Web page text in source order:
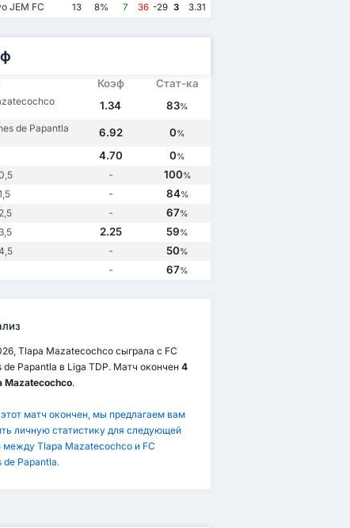
JEM FC 13 8% 7 36 -29 3 3.31
Коэф Стат-ка
1.34 83%
de Papantla
6.92 0%
4.70 0%
- 100%
- 84%
- 67%
2.25 59%
- 50%
- 67%
Tlapa Mazatecochco сыграла с FC
de Papantla в Liga TDP. Матч окончен 4
Mazatecochco.
матч окончен, мы предлагаем вам
личную статистику для следующей
между Tlapa Mazatecochco и FC
de Papantla.